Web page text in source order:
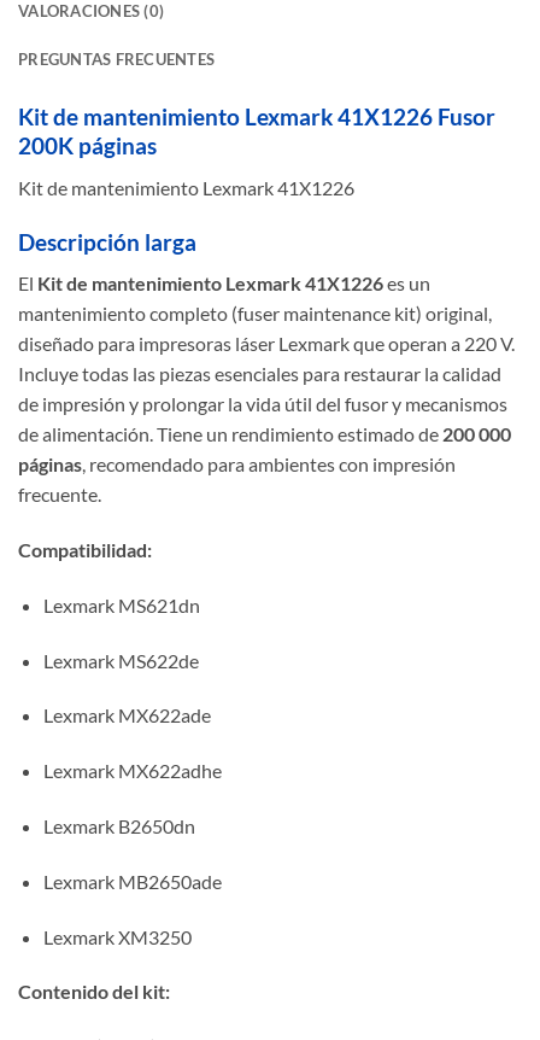
VALORACIONES (0)
PREGUNTAS FRECUENTES
Kit de mantenimiento Lexmark 41X1226 Fusor
200K páginas
Kit de mantenimiento Lexmark 41X1226
Descripción larga
El Kit de mantenimiento Lexmark 41X1226es un
mantenimiento completo (fuser maintenance kit) original,
diseñado para impresoras láser Lexmark que operan a 220 V.
Incluye todas las piezas esenciales para restaurar la calidad
de impresión y prolongar la vida útil del fusor y mecanismos
de alimentación. Tiene un rendimiento estimado de 200 000
páginas, recomendado para ambientes con impresión
frecuente.
Compatibilidad:
Lexmark MS621dn
Lexmark MS622de
Lexmark MX622ade
Lexmark MX622adhe
Lexmark B2650dn
Lexmark MB2650ade
Lexmark XM3250
Contenido del kit: